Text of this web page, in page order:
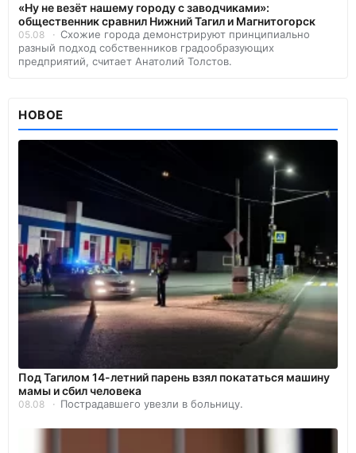
«Ну не везёт нашему городу с заводчиками»:
общественник сравнил Нижний Тагил и Магнитогорск
05.08
Схожие города демонстрируют принципиально
разный подход собственников градообразующих
предприятий, считает Анатолий Толстов.
НОВОЕ
Под Тагилом 14-летний парень взял покататься машину
мамы и сбил человека
08.08 Пострадавшего увезли в больницу.